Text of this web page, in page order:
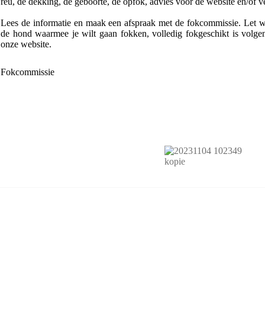
Lees de informatie en maak een afspraak met de fokcommissie. Let
de hond waarmee je wilt gaan fokken, volledig fokgeschikt is
onze website.
Fokcommissie